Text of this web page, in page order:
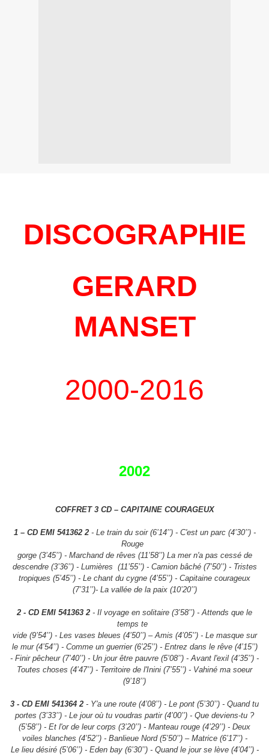
DISCOGRAPHIE
GERARD
MANSET
2000-2016
2002
COFFRET 3 CD – CAPITAINE COURAGEUX
1 – CD EMI 541362 2- Le train du soir (6’14’’) - C'est un parc (4’30’’) -
Rouge
gorge (3’45’’) - Marchand de rêves (11’58’’) La mer n'a pas cessé de
descendre (3’36’’) - Lumières (11’55’’) - Camion bâché (7’50’’) - Tristes
tropiques (5’45’’) - Le chant du cygne (4’55’’) - Capitaine courageux
(7’31’’)- La vallée de la paix (10’20’’)
2 - CD EMI 541363 2 - Il voyage en solitaire (3’58’’) - Attends que le
temps te
vide (9’54’’) - Les vases bleues (4’50’’) – Amis (4’05’’) - Le masque sur
le mur (4’54’’) - Comme un guerrier (6’25’’) - Entrez dans le rêve (4’15’’)
- Finir pêcheur (7’40’’) - Un jour être pauvre (5’08’’) -Avant l'exil (4’35’’) -
Toutes choses (4’47’’) - Territoire de l'Inini (7’55’’) - Vahiné ma soeur
(9’18’’)
3 - CD EMI 541364 2 - Y'a une route (4’08’’) - Le pont (5’30’’) - Quand tu
portes (3’33’’) - Le jour où tu voudras partir (4’00’’) - Que deviens-tu ?
(5’58’’) - Et l'or de leur corps (3’20’’) - Manteau rouge (4’29’’) - Deux
voiles blanches (4’52’’) - Banlieue Nord (5’50’’) – Matrice (6’17’’) -
Le lieu désiré (5’06’’) - Eden bay (6’30’’) - Quand le jour se lève (4’04’’) -